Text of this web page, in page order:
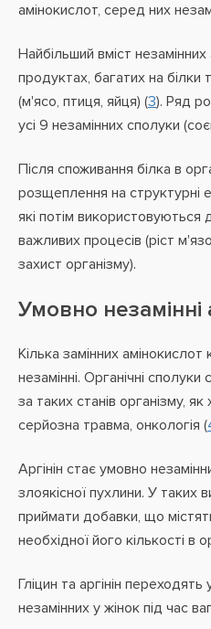
амінокислот, серед них
Найбільший вміст
продуктах, багатих на
(м'ясо, птиця, яйця) (3). Ряд
усі 9 незамінних сполуки
Після споживання білка в
розщеплення на структурні
які потім використовуються
важливих процесів (ріст
захист організму).
Умовно незамінні
Кілька замінних
незамінні. Органічні
за таких станів організму, як
серйозна травма, онкологія (
Аргінін стає умовно
злоякісної пухлини. У таких
приймати добавки, що
необхідної його кількості в
Гліцин та аргінін
незамінних у жінок під час